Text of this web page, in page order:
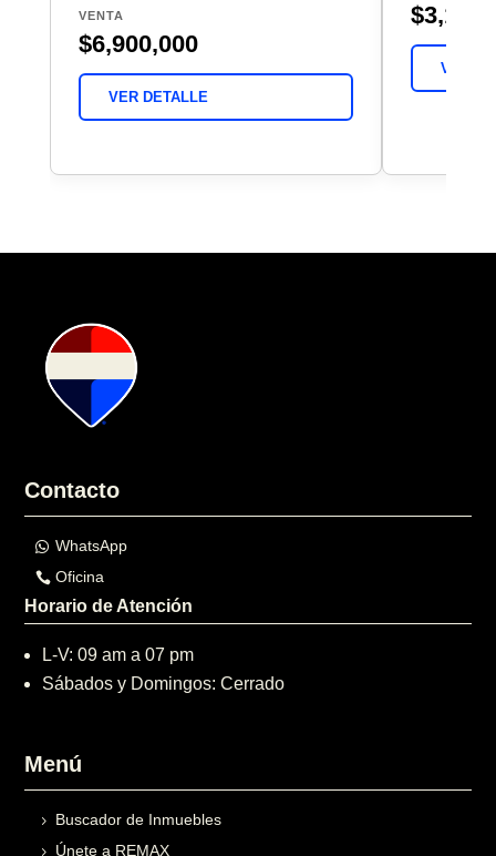
VENTA
$6,900,000
VER DETALLE
VER
Contacto
WhatsApp
Oficina
Horario de Atención
L-V: 09 am a 07 pm
Sábados y Domingos: Cerrado
Menú
Buscador de Inmuebles
Únete a REMAX